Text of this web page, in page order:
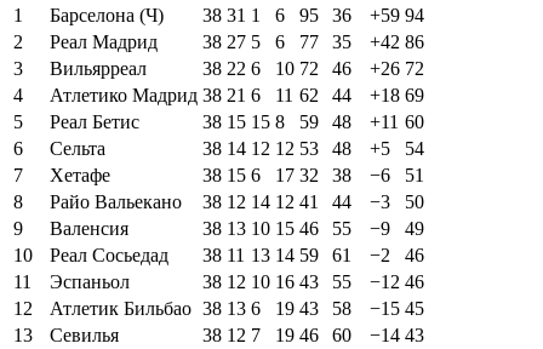
1
Барселона (Ч) 38 31 1 6 95 36 +59 94
2
Реал Мадрид 38 27 5 6 77 35 +42 86
3
Вильярреал 38 22 6 10 72 46 +26 72
4
Атлетико Мадрид 38 21 6 11 62 44 +18 69
5
Реал Бетис 38 15 15 8 59 48 +11 60
6
Сельта 38 14 12 12 53 48 +5
54
7
Хетафе 38 15 6 17 32 38 −6
51
8
Райо Вальекано 38 12 14 12 41 44 −3
50
9
Валенсия 38 13 10 15 46 55 −9
49
10
Реал Сосьедад 38 11 13 14 59 61 −2
46
11
Эспаньол 38 12 10 16 43 55 −12 46
12
Атлетик Бильбао 38 13 6 19 43 58 −15 45
13
Севилья 38 12 7 19 46 60 −14 43